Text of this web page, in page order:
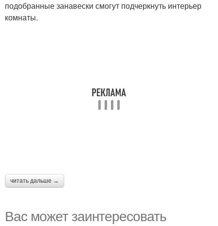
подобранные занавески смогут подчеркнуть интерьер
комнаты.
читать дальше →
Вас может заинтересовать